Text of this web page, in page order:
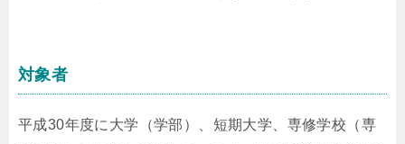
対象者
平成30年度に大学（学部）、短期大学、専修学校（専